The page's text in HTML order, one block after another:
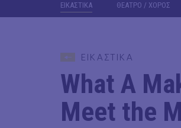
ΕΙΚΑΣΤΙΚΑ ΘΕΑΤΡΟ / ΧΟΡΟΣ
ΕΙΚΑΣΤΙΚΑ
What A
Meet the